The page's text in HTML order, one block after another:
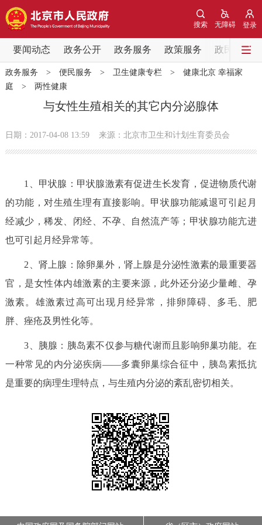
登录
无障碍
搜索
要闻动态 政务公开 政务服务 政策服务 政民互动
要闻动态
党中央精神 国务院信息 中央部委动态
北京要闻 会议信息 部门动态
各区热点
市领导 机构职能 政策服务
政策兑现
决策公开 专题公开
政务服务
便民服务 利企服务 投资项目
12345网上接诉即办 我要咨询
政务服务 > 便民服务 > 卫生健康专栏> 健康北京 幸福家
庭 > 两性健康
与女性生殖相关的其它内分泌腺体
日期：2017-04-08 13:59 来源：北京市卫生和计划生育委员会
1、甲状腺：甲状腺激素有促进生长发育，促进物质代谢
的功能，对生殖生理有直接影响。甲状腺功能减退可引起月
经减少，稀发、闭经、不孕、自然流产等；甲状腺功能亢进
也可引起月经异常等。
2、肾上腺：除卵巢外，肾上腺是分泌性激素的最重要器
官，是女性体内雄激素的主要来源，此外还分泌少量雌、孕
激素。雄激素过高可出现月经异常，排卵障碍、多毛、肥
胖、痤疮及男性化等。
3、胰腺：胰岛素不仅参与糖代谢而且影响卵巢功能。在
一种常见的内分泌疾病——多囊卵巢综合征中，胰岛素抵抗
是重要的病理生理特点，与生殖内分泌的紊乱密切相关。